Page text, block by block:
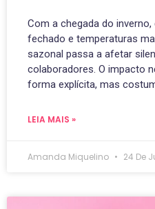
Com a chegada do
fechado e temperaturas
sazonal passa a afetar
colaboradores. O impacto
forma explícita, mas
LEIA MAIS »
Amanda Miquelino 24 De